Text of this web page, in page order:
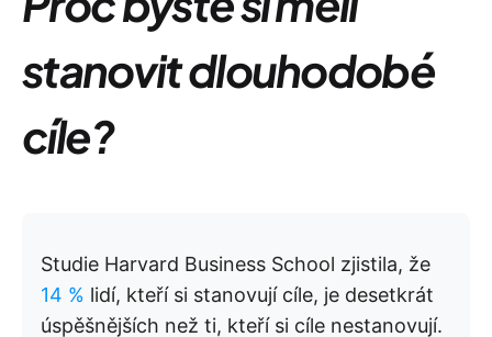
stanovit dlouhodobé
cíle?
Studie Harvard Business School zjistila, že
14 % lidí, kteří si stanovují cíle, je desetkrát
úspěšnějších než ti, kteří si cíle nestanovují.